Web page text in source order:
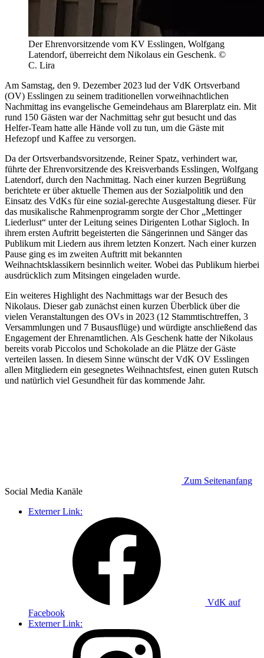
Der Ehrenvorsitzende vom KV Esslingen, Wolfgang
Latendorf, überreicht dem Nikolaus ein Geschenk. ©
C. Lira
Am Samstag, den 9. Dezember 2023 lud der VdK Ortsverband
(OV) Esslingen zu seinem traditionellen vorweihnachtlichen
Nachmittag ins evangelische Gemeindehaus am Blarerplatz ein. Mit
rund 150 Gästen war der Nachmittag sehr gut besucht und das
Helfer-Team hatte alle Hände voll zu tun, um die Gäste mit
Hefezopf und Kaffee zu versorgen.
Da der Ortsverbandsvorsitzende, Reiner Spatz, verhindert war,
führte der Ehrenvorsitzende des Kreisverbands Esslingen, Wolfgang
Latendorf, durch den Nachmittag. Nach einer kurzen Begrüßung
berichtete er über aktuelle Themen aus der Sozialpolitik und den
Einsatz des VdKs für eine sozial-gerechte Ausgestaltung dieser. Für
das musikalische Rahmenprogramm sorgte der Chor „Mettinger
Liederlust“ unter der Leitung seines Dirigenten Lothar Sigloch. In
ihrem ersten Auftritt begeisterten die Sängerinnen und Sänger das
Publikum mit Liedern aus ihrem letzten Konzert. Nach einer kurzen
Pause ging es im zweiten Auftritt mit bekannten
Weihnachtsklassikern besinnlich weiter. Wobei das Publikum hierbei
ausdrücklich zum Mitsingen eingeladen wurde.
Ein weiteres Highlight des Nachmittags war der Besuch des
Nikolaus. Dieser gab zunächst einen kurzen Überblick über die
vielen Veranstaltungen des OVs in 2023 (12 Stammtischtreffen, 3
Versammlungen und 7 Busausflüge) und würdigte anschließend das
Engagement der Ehrenamtlichen. Als Geschenk hatte der Nikolaus
bereits vorab Piccolos und Schokolade an die Plätze der Gäste
verteilen lassen. In diesem Sinne wünscht der VdK OV Esslingen
allen Mitgliedern ein gesegnetes Weihnachtsfest, einen guten Rutsch
und natürlich viel Gesundheit für das kommende Jahr.
Zum Seitenanfang
Social Media Kanäle
Externer Link:
VdK auf
Facebook
Externer Link: